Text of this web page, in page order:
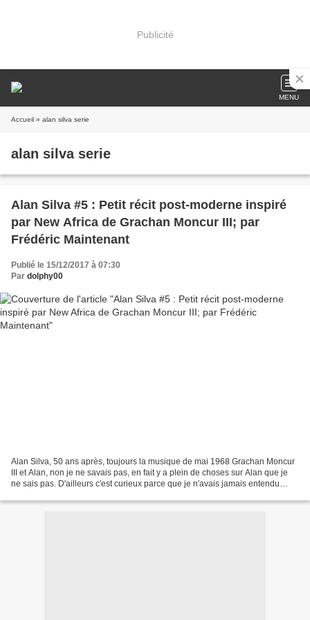
Publicité
MENU
Accueil » alan silva serie
alan silva serie
Alan Silva #5 : Petit récit post-moderne inspiré
par New Africa de Grachan Moncur III; par
Frédéric Maintenant
Publié le 15/12/2017 à 07:30
Par dolphy00
Alan Silva, 50 ans après, toujours la musique de mai 1968 Grachan Moncur
III et Alan, non je ne savais pas, en fait y a plein de choses sur Alan que je
ne sais pas. D'ailleurs c'est curieux parce que je n'avais jamais entendu